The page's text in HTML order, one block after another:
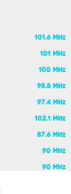
101.6 MHz
101 MHz
100 MHz
98.8 MHz
97.4 MHz
102.1 MHz
87.6 MHz
90 MHz
90 MHz